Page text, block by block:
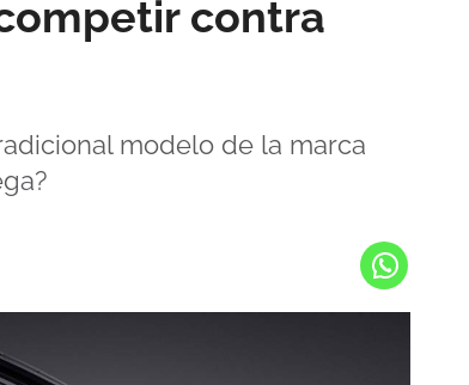
contra
modelo de la marca